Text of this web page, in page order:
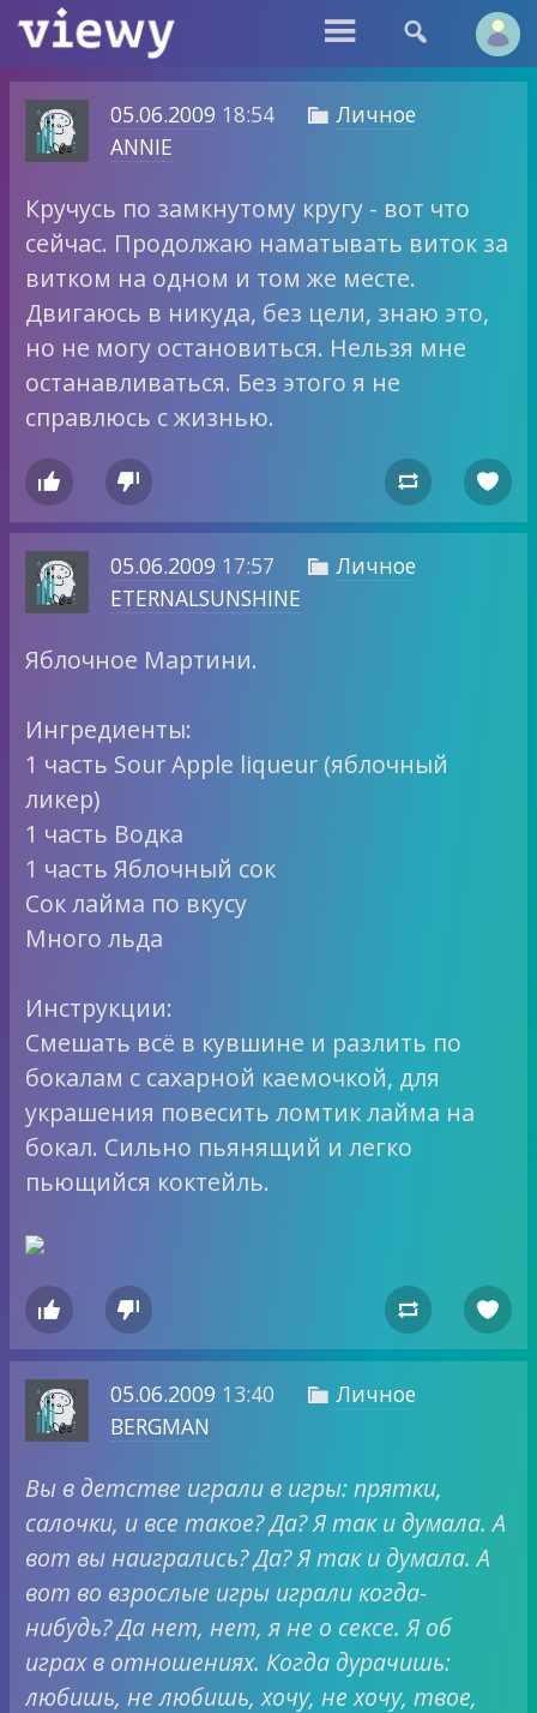
 
05.06.2009 18:54  Личное
ANNIE
Кручусь по замкнутому кругу - вот что
сейчас. Продолжаю наматывать виток за
витком на одном и том же месте.
Двигаюсь в никуда, без цели, знаю это,
но не могу остановиться. Нельзя мне
останавливаться. Без этого я не
справлюсь с жизнью.
   
05.06.2009 17:57  Личное
ETERNALSUNSHINE
Яблочное Мартини.
Ингредиенты:
1 часть Sour Apple liqueur (яблочный
ликер)
1 часть Водка
1 часть Яблочный сок
Сок лайма по вкусу
Много льда
Инструкции:
Смешать всё в кувшине и разлить по
бокалам с сахарной каемочкой, для
украшения повесить ломтик лайма на
бокал. Сильно пьянящий и легко
пьющийся коктейль.
   
05.06.2009 13:40  Личное
BERGMAN
Вы в детстве играли в игры: прятки,
салочки, и все такое? Да? Я так и думала. А
вот вы наигрались? Да? Я так и думала. А
вот во взрослые игры играли когда-
нибудь? Да нет, нет, я не о сексе. Я об
играх в отношениях. Когда дурачишь:
любишь, не любишь, хочу, не хочу, твое,